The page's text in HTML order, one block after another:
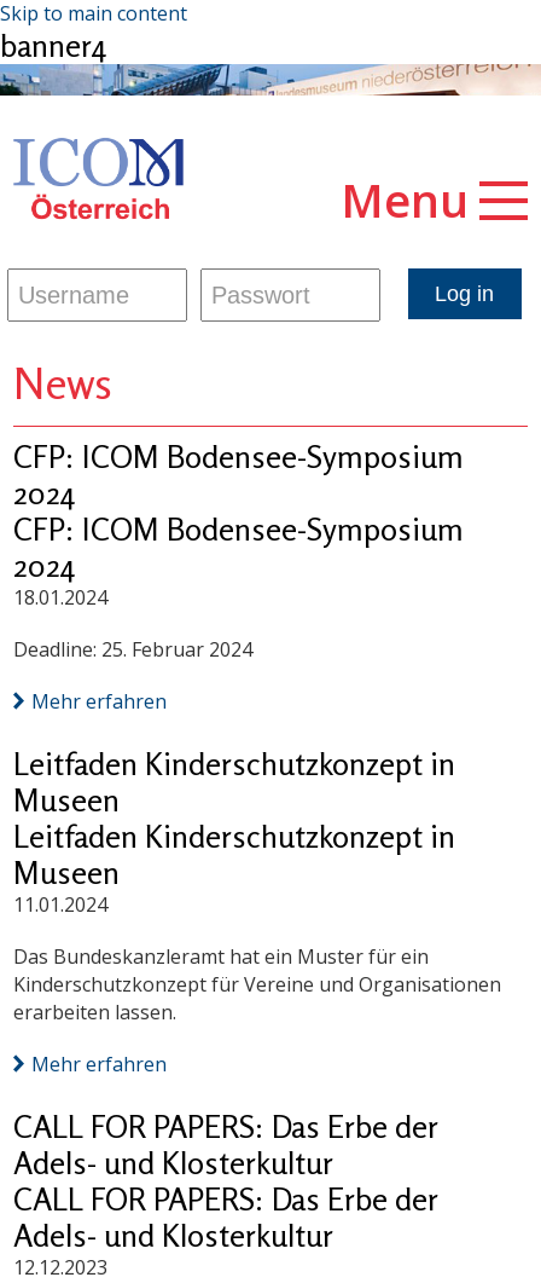
Skip to main content
banner4
Menu
News
CFP: ICOM Bodensee-Symposium
2024
CFP: ICOM Bodensee-Symposium
2024
18.01.2024
Deadline: 25. Februar 2024
Mehr erfahren
Leitfaden Kinderschutzkonzept in
Museen
Leitfaden Kinderschutzkonzept in
Museen
11.01.2024
Das Bundeskanzleramt hat ein Muster für ein
Kinderschutzkonzept für Vereine und Organisationen
erarbeiten lassen.
Mehr erfahren
CALL FOR PAPERS: Das Erbe der
Adels- und Klosterkultur
CALL FOR PAPERS: Das Erbe der
Adels- und Klosterkultur
12.12.2023